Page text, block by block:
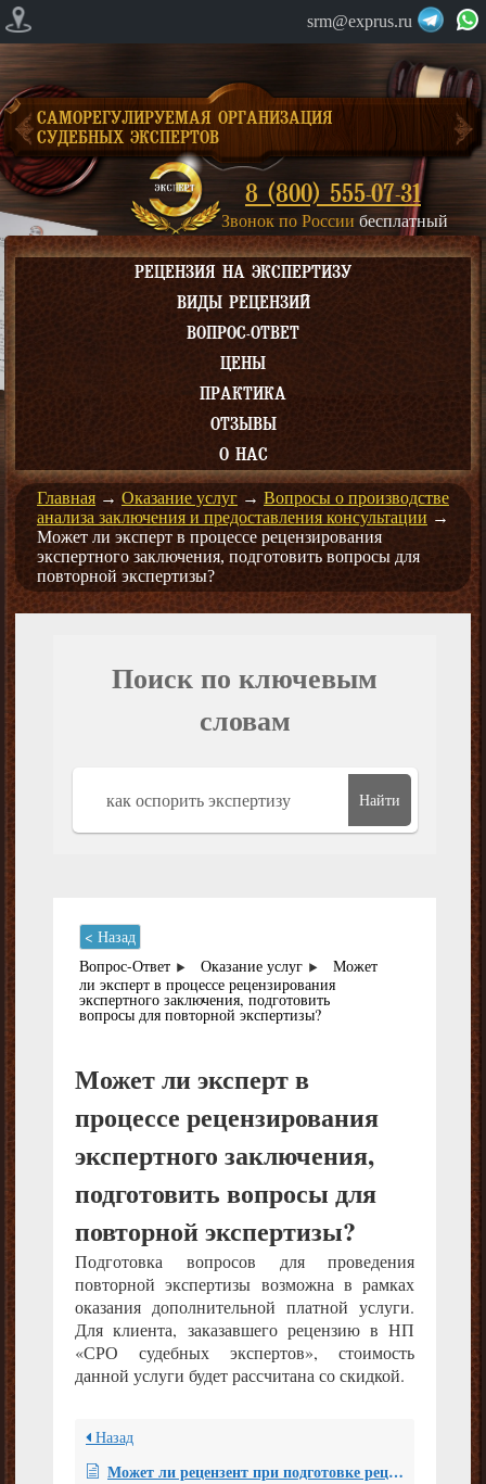
srm@exprus.ru
САМОРЕГУЛИРУЕМАЯ ОРГАНИЗАЦИЯ
СУДЕБНЫХ ЭКСПЕРТОВ
8 (800) 555-07-31
Звонок по России бесплатный
РЕЦЕНЗИЯ НА ЭКСПЕРТИЗУ
ВИДЫ РЕЦЕНЗИЙ
ВОПРОС-ОТВЕТ
ЦЕНЫ
ПРАКТИКА
ОТЗЫВЫ
О НАС
Главная → Оказание услуг → Вопросы о производстве
анализа заключения и предоставления консультации →
Может ли эксперт в процессе рецензирования
экспертного заключения, подготовить вопросы для
повторной экспертизы?
Поиск по ключевым
словам
Найти
< Назад
Вопрос-Ответ
Оказание услуг
Может
ли эксперт в процессе рецензирования
экспертного заключения, подготовить
вопросы для повторной экспертизы?
Может ли эксперт в
процессе рецензирования
экспертного заключения,
подготовить вопросы для
повторной экспертизы?
Подготовка вопросов для проведения
повторной экспертизы возможна в рамках
оказания дополнительной платной услуги.
Для клиента, заказавшего рецензию в НП
«СРО судебных экспертов», стоимость
данной услуги будет рассчитана со скидкой.
Назад
Может ли рецензент при подготовке рецензии по экспертизе трупа указать свое мнение как специалиста о причине смерти?